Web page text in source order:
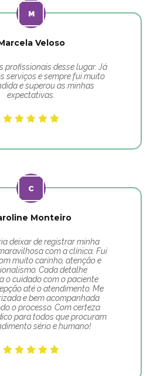
Veloso
profissionais desse lugar. Já
serviços e sempre fui muito
e superou as minhas
expectativas.
Monteiro
deixar de registrar minha
com a clínica. Fui
muito carinho, atenção e
Cada detalhe
o cuidado com o paciente
até o atendimento. Me
e bem acompanhada
o processo. Com certeza
para todos que procuram
sério e humano!